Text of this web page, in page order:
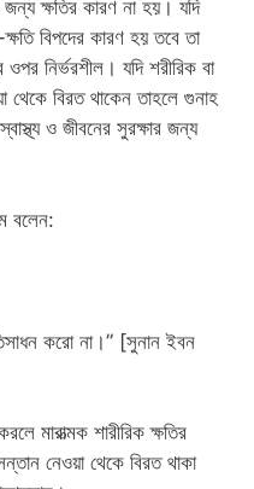
ক্ষতির কারণ না হয়। যদি
বিপদের কারণ হয় তবে তা
ওপর নির্ভরশীল। যদি শরীরিক বা
থেকে বিরত থাকেন তাহলে গুনাহ
ও জীবনের সুরক্ষার জন্য
বলেন:
করো না।” [সুনান ইবন
মারাত্মক শারীরিক ক্ষতির
নেওয়া থেকে বিরত থাকা